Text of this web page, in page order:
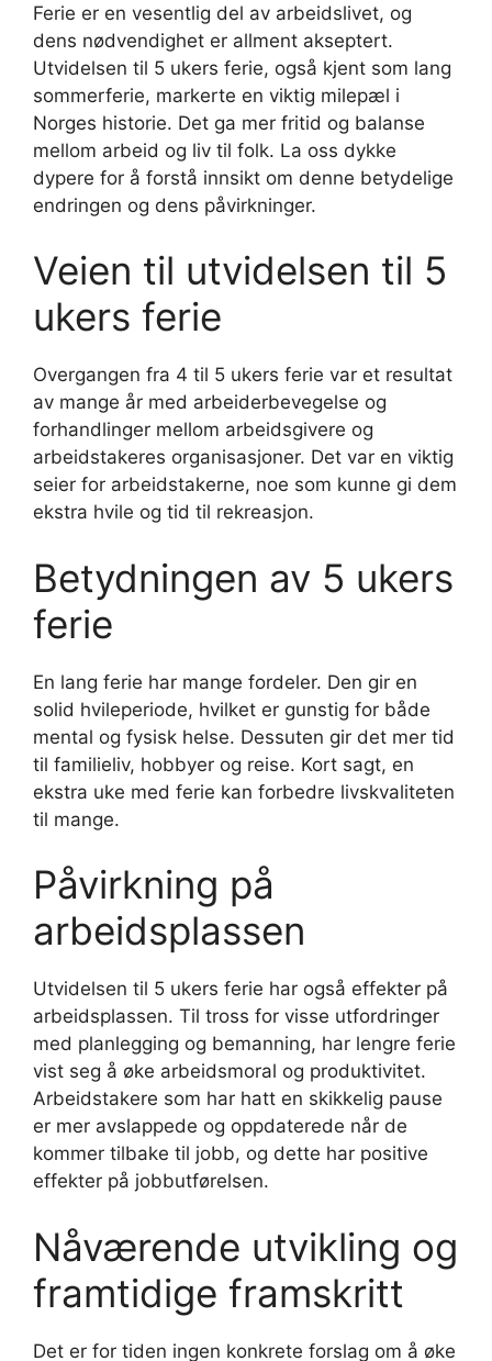
Ferie er en vesentlig del av arbeidslivet, og
dens nødvendighet er allment akseptert.
Utvidelsen til 5 ukers ferie, også kjent som lang
sommerferie, markerte en viktig milepæl i
Norges historie. Det ga mer fritid og balanse
mellom arbeid og liv til folk. La oss dykke
dypere for å forstå innsikt om denne betydelige
endringen og dens påvirkninger.
Veien til utvidelsen til 5
ukers ferie
Overgangen fra 4 til 5 ukers ferie var et resultat
av mange år med arbeiderbevegelse og
forhandlinger mellom arbeidsgivere og
arbeidstakeres organisasjoner. Det var en viktig
seier for arbeidstakerne, noe som kunne gi dem
ekstra hvile og tid til rekreasjon.
Betydningen av 5 ukers
ferie
En lang ferie har mange fordeler. Den gir en
solid hvileperiode, hvilket er gunstig for både
mental og fysisk helse. Dessuten gir det mer tid
til familieliv, hobbyer og reise. Kort sagt, en
ekstra uke med ferie kan forbedre livskvaliteten
til mange.
Påvirkning på
arbeidsplassen
Utvidelsen til 5 ukers ferie har også effekter på
arbeidsplassen. Til tross for visse utfordringer
med planlegging og bemanning, har lengre ferie
vist seg å øke arbeidsmoral og produktivitet.
Arbeidstakere som har hatt en skikkelig pause
er mer avslappede og oppdaterede når de
kommer tilbake til jobb, og dette har positive
effekter på jobbutførelsen.
Nåværende utvikling og
framtidige framskritt
Det er for tiden ingen konkrete forslag om å øke